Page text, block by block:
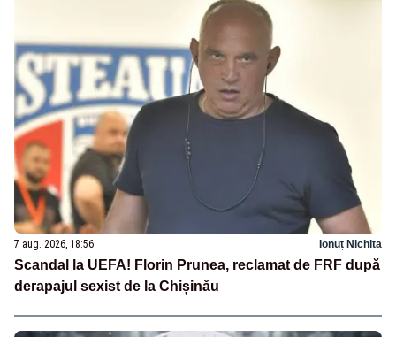
7 aug. 2026, 18:56 Ionuț Nichita
Scandal la UEFA! Florin Prunea, reclamat de FRF după
derapajul sexist de la Chișinău